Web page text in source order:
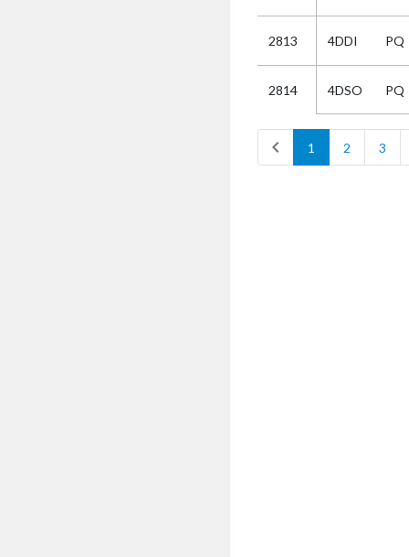
2813 4DDI PQ
2814 4DSO PQ
chevron_left 1 2 3